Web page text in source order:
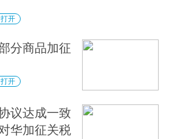
开
分商品加征
开
议达成一致
华加征关税